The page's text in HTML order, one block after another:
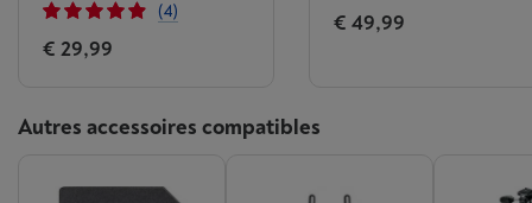
(4)
€ 29,99
€ 49,99
Autres accessoires compatibles